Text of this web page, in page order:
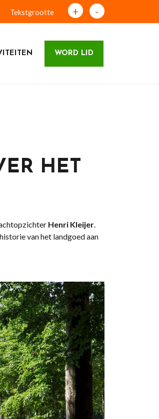
Tekstgrootte + -
WORD LID
HET
Henri Kleijer.
van het landgoed aan